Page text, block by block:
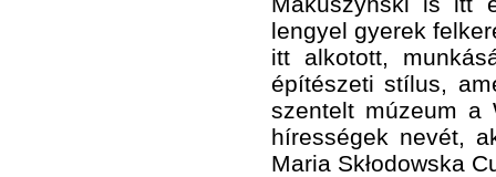
lengyel gyerek
itt alkotott,
építészeti stílus,
szentelt múzeum a
hírességek nevét,
Maria Skłodowska